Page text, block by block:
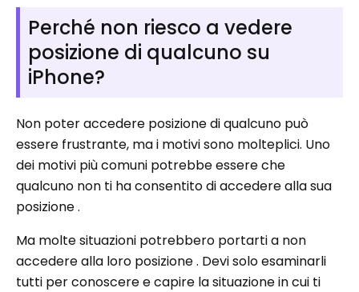
Perché non riesco a vedere
posizione di qualcuno su
iPhone?
Non poter accedere posizione di qualcuno può
essere frustrante, ma i motivi sono molteplici. Uno
dei motivi più comuni potrebbe essere che
qualcuno non ti ha consentito di accedere alla sua
posizione .
Ma molte situazioni potrebbero portarti a non
accedere alla loro posizione . Devi solo esaminarli
tutti per conoscere e capire la situazione in cui ti